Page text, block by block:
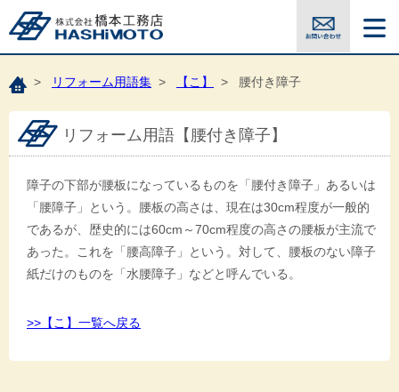
> リフォーム用語集 > 【こ】 > 腰付き障子
リフォーム用語【腰付き障子】
障子の下部が腰板になっているものを「腰付き障子」あるいは
「腰障子」という。腰板の高さは、現在は30cm程度が一般的
であるが、歴史的には60cm～70cm程度の高さの腰板が主流で
あった。これを「腰高障子」という。対して、腰板のない障子
紙だけのものを「水腰障子」などと呼んでいる。
>>【こ】一覧へ戻る